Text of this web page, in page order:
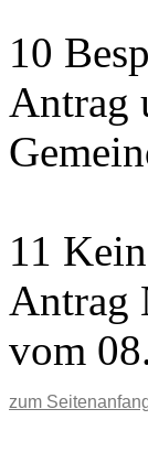
10
Antrag
11
Antrag
vom
zum